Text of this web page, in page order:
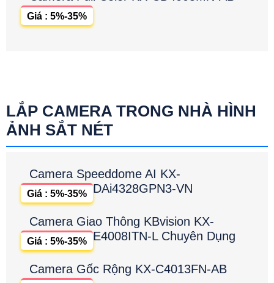
Giá : 5%-35%
LẮP CAMERA TRONG NHÀ HÌNH
ẢNH SẮT NÉT
Camera Speeddome AI KX-
DAi4328GPN3-VN
Giá : 5%-35%
Camera Giao Thông KBvision KX-
E4008ITN-L Chuyên Dụng
Giá : 5%-35%
Camera Gốc Rộng KX-C4013FN-AB